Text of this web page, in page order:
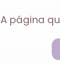
A página